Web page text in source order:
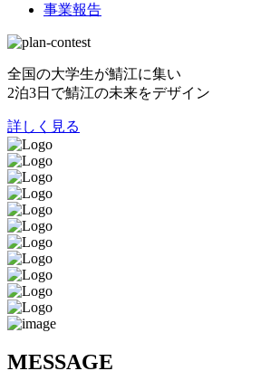
事業報告
全国の大学生が鯖江に集い
2泊3日で鯖江の未来をデザイン
詳しく見る
MESSAGE